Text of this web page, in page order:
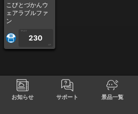
お知らせ サポート 景品一覧
こびとづかんウ
ェアラブルファ
ン
1PLAY
230
CP